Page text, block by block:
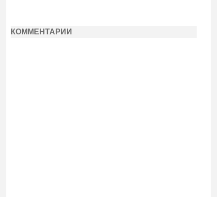
КОММЕНТАРИИ